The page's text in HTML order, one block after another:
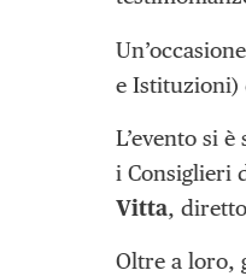
e Istituzioni)
L’evento si
i Consiglieri
Vitta,
Oltre a loro,